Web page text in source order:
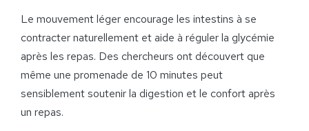
Le mouvement léger encourage les intestins à se
contracter naturellement et aide à réguler la glycémie
après les repas. Des chercheurs ont découvert que
même une promenade de 10 minutes peut
sensiblement soutenir la digestion et le confort après
un repas.